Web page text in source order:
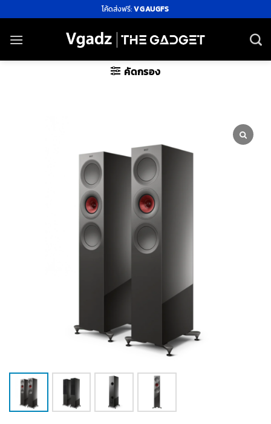
ไป
ยัง
โค้ดส่งฟรี:VGAUGFS
คัดกรอง